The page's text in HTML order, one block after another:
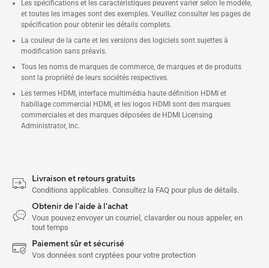
Les spécifications et les caractéristiques peuvent varier selon le modèle,
et toutes les images sont des exemples. Veuillez consulter les pages de
spécification pour obtenir les détails complets.
La couleur de la carte et les versions des logiciels sont sujettes à
modification sans préavis.
Tous les noms de marques de commerce, de marques et de produits
sont la propriété de leurs sociétés respectives.
Les termes HDMI, interface multimédia haute définition HDMI et
habillage commercial HDMI, et les logos HDMI sont des marques
commerciales et des marques déposées de HDMI Licensing
Administrator, Inc.
Livraison et retours gratuits
Conditions applicables. Consultez la FAQ pour plus de détails.
Obtenir de l'aide à l'achat
Vous pouvez envoyer un courriel, clavarder ou nous appeler, en
tout temps
Paiement sûr et sécurisé
Vos données sont cryptées pour votre protection